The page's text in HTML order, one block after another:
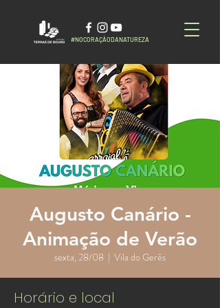
#NOCORAÇÃODANATUREZA
Augusto Canário -
Animação de Verão
sexta, 28/08
  |
Vila do Gerês
Horário e local